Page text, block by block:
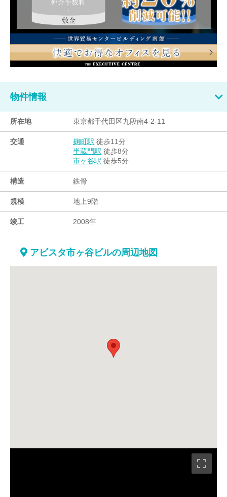
物件情報
所在地 東京都千代田区九段南4-2-11
交通 麹町駅 徒歩11分
半蔵門駅 徒歩8分
市ヶ谷駅 徒歩5分
構造 鉄骨
規模 地上9階
竣工 2008年
アビスタ市ヶ谷ビルの周辺地図